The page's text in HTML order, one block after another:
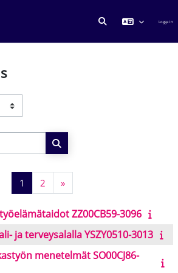
VÄXLA Logga in
Sök kurser
1 Sida 1
2Sida 2
»Nästa sida
ZZ00CB59-3096
ja terveysalalla YSZY0510-3013
menetelmät SO00CJ86-